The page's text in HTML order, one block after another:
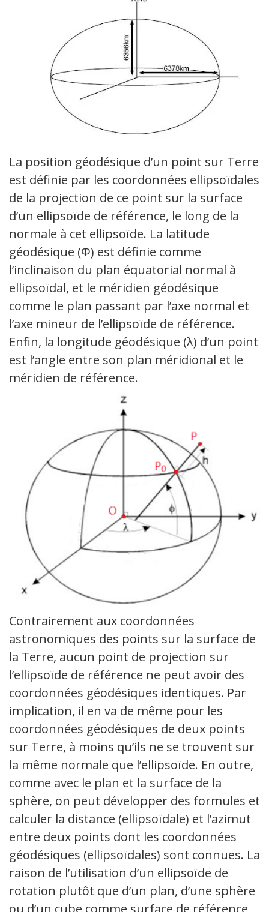
La position géodésique d’un point sur Terre
est définie par les coordonnées ellipsoïdales
de la projection de ce point sur la surface
d’un ellipsoïde de référence, le long de la
normale à cet ellipsoïde. La latitude
géodésique (Φ) est définie comme
l’inclinaison du plan équatorial normal à
ellipsoïdal, et le méridien géodésique
comme le plan passant par l’axe normal et
l’axe mineur de l’ellipsoïde de référence.
Enfin, la longitude géodésique (λ) d’un point
est l’angle entre son plan méridional et le
méridien de référence.
Contrairement aux coordonnées
astronomiques des points sur la surface de
la Terre, aucun point de projection sur
l’ellipsoïde de référence ne peut avoir des
coordonnées géodésiques identiques. Par
implication, il en va de même pour les
coordonnées géodésiques de deux points
sur Terre, à moins qu’ils ne se trouvent sur
la même normale que l’ellipsoïde. En outre,
comme avec le plan et la surface de la
sphère, on peut développer des formules et
calculer la distance (ellipsoïdale) et l’azimut
entre deux points dont les coordonnées
géodésiques (ellipsoïdales) sont connues. La
raison de l’utilisation d’un ellipsoïde de
rotation plutôt que d’un plan, d’une sphère